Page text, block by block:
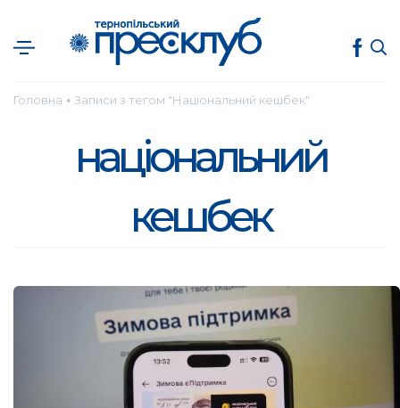
Головна ● Записи з тегом "Національний кешбек"
національний
кешбек